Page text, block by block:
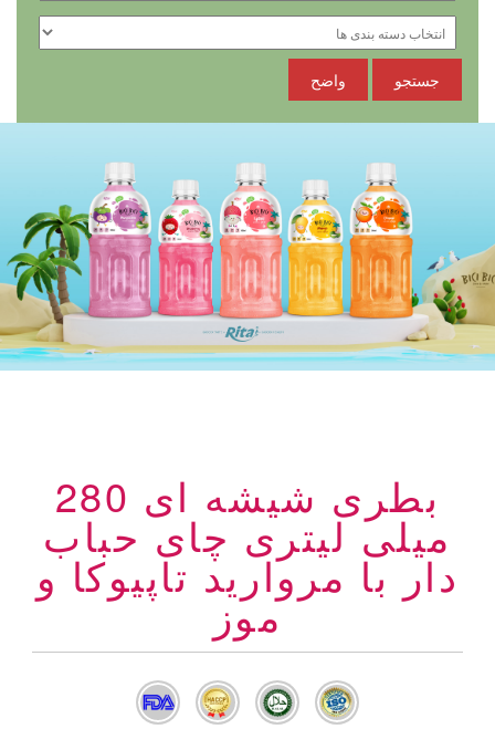
جستجو واضح
بطری شیشه ای 280
میلی لیتری چای حباب
دار با مروارید تاپیوکا و
موز